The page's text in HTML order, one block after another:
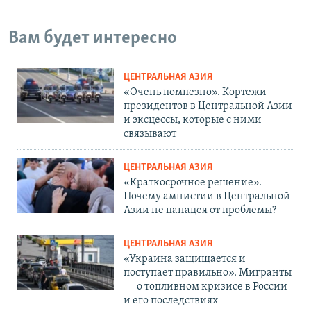
Вам будет интересно
ЦЕНТРАЛЬНАЯ АЗИЯ
«Очень помпезно». Кортежи
президентов в Центральной Азии
и эксцессы, которые с ними
связывают
ЦЕНТРАЛЬНАЯ АЗИЯ
«Краткосрочное решение».
Почему амнистии в Центральной
Азии не панацея от проблемы?
ЦЕНТРАЛЬНАЯ АЗИЯ
«Украина защищается и
поступает правильно». Мигранты
— о топливном кризисе в России
и его последствиях